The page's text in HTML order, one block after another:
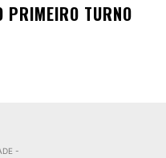
PRIMEIRO TURNO
-